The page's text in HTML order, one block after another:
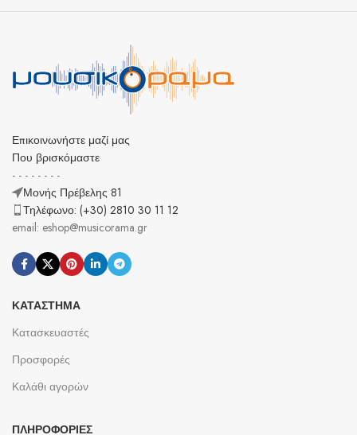
Επικοινωνήστε μαζί μας
Που βρισκόμαστε
- - - - - - - -
Μονής Πρέβελης 81
Τηλέφωνο: (+30) 2810 30 11 12
email: eshop@musicorama.gr
ΚΑΤΆΣΤΗΜΑ
Κατασκευαστές
Προσφορές
Καλάθι αγορών
ΠΛΗΡΟΦΟΡΊΕΣ